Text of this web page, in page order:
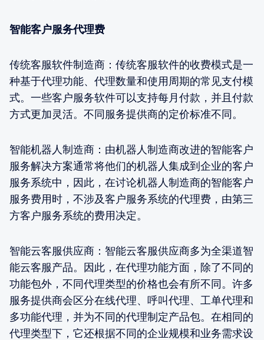
智能客户服务代理费
传统客服软件制造商：传统客服软件的收费模式是一
种基于代理功能、代理数量和使用周期的常见支付模
式。一些客户服务软件可以支持每月付款，并且付款
方式更加灵活。不同服务提供商的定价标准不同。
智能机器人制造商：由机器人制造商改进的智能客户
服务解决方案通常将他们的机器人集成到企业的客户
服务系统中，因此，在讨论机器人制造商的智能客户
服务费用时，不涉及客户服务系统的代理费，由第三
方客户服务系统的费用决定。
智能云客服供应商：智能云客服供应商多为全渠道智
能云客服产品。因此，在代理功能方面，除了不同的
功能包外，不同代理类型的价格也会有所不同。许多
服务提供商会区分在线代理、呼叫代理、工单代理和
多功能代理，并为不同的代理制定产品包。在相同的
代理类型下，它还根据不同的企业规模和业务需求设